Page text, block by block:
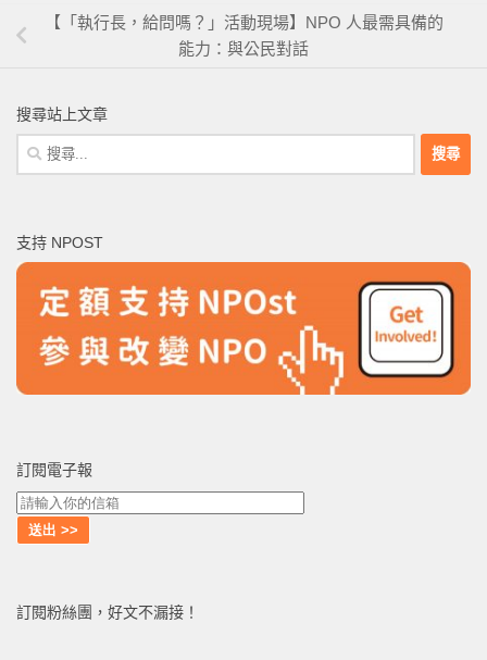
【「執行長，給問嗎？」活動現場】NPO 人最需具備的
能力：與公民對話
搜尋站上文章
搜
尋
字:
支持 NPOST
訂閱電子報
訂閱粉絲團，好文不漏接！